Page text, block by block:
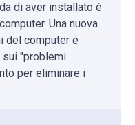
di aver installato è
Una nuova
del computer e
"problemi
per eliminare i